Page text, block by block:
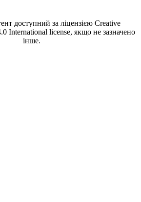
доступний за ліцензією Creative
International license, якщо не зазначено
інше.